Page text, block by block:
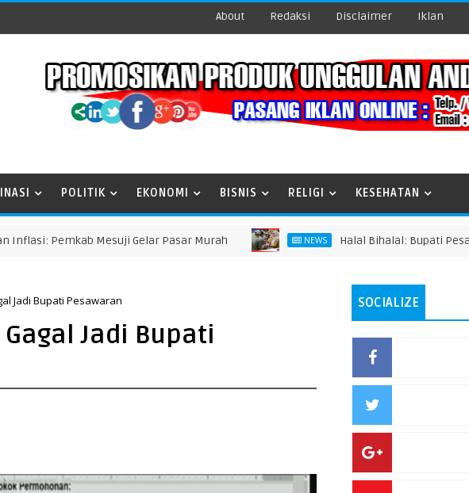
About Redaksi Disclaimer Iklan
POLITIK EKONOMI BISNIS RELIGI KESEHATAN
Pemkab Mesuji Gelar Pasar Murah NEWS Halal Bihalal: Bupati Pesawaran
Jadi Bupati Pesawaran
Jadi Bupati
SOCIALIZE